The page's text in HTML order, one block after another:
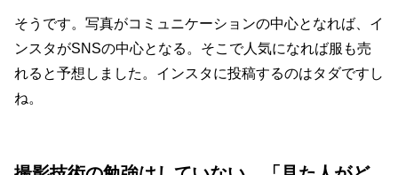
そうです。写真がコミュニケーションの中心となれば、イ
ンスタがSNSの中心となる。そこで人気になれば服も売
れると予想しました。インスタに投稿するのはタダですし
ね。